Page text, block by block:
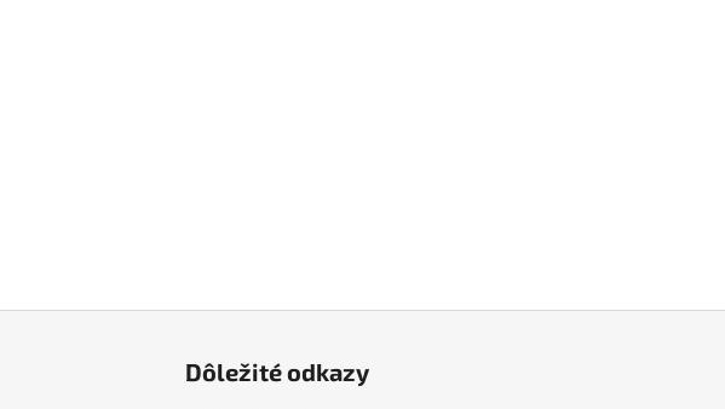
Dôležité odkazy